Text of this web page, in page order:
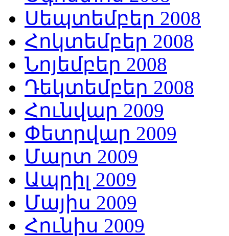
Սեպտեմբեր 2008
Հոկտեմբեր 2008
Նոյեմբեր 2008
Դեկտեմբեր 2008
Հունվար 2009
Փետրվար 2009
Մարտ 2009
Ապրիլ 2009
Մայիս 2009
Հունիս 2009